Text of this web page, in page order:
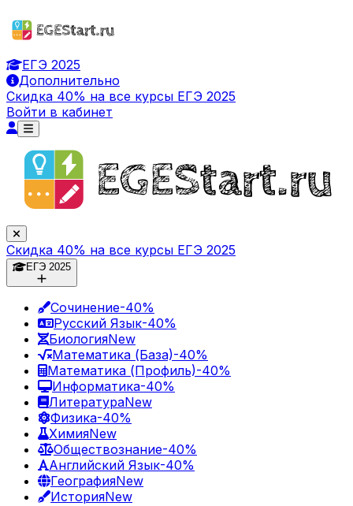
ЕГЭ 2025
Дополнительно
Скидка 40% на все курсы ЕГЭ 2025
Войти в кабинет
Скидка 40% на все курсы ЕГЭ 2025
ЕГЭ 2025
Сочинение-40%
Русский Язык-40%
БиологияNew
Математика (База)-40%
Математика (Профиль)-40%
Информатика-40%
ЛитератураNew
Физика-40%
ХимияNew
Обществознание-40%
Английский Язык-40%
ГеографияNew
ИсторияNew